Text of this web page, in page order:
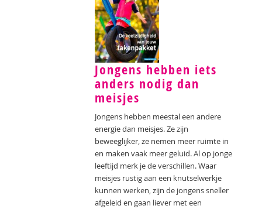
Jongens hebben iets
anders nodig dan
meisjes
Jongens hebben meestal een andere
energie dan meisjes. Ze zijn
beweeglijker, ze nemen meer ruimte in
en maken vaak meer geluid. Al op jonge
leeftijd merk je de verschillen. Waar
meisjes rustig aan een knutselwerkje
kunnen werken, zijn de jongens sneller
afgeleid en gaan liever met een